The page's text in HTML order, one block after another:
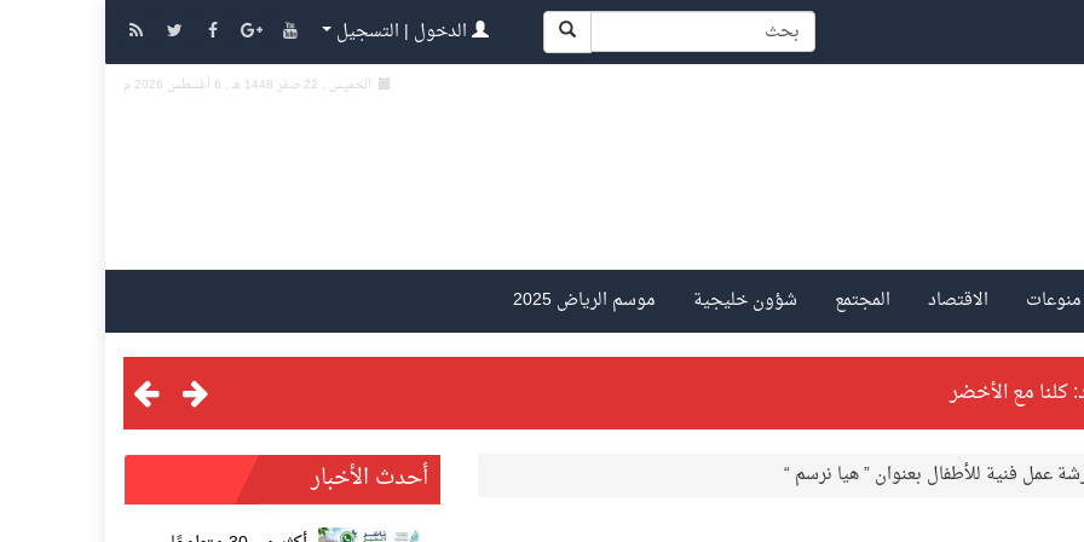
الدخول | التسجيل
الخميس , 22 صفر 1448 هـ , 6 أغسطس 2026 م
منوعات الاقتصاد المجتمع شؤون خليجية موسم الرياض 2025
كلنا مع الأخضر
أحدث الأخبار عمل فنية للأطفال بعنوان ” هيا نرسم “